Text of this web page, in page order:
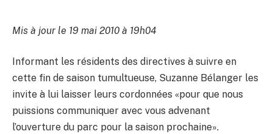
Mis à jour le 19 mai 2010 à 19h04
Informant les résidents des directives à suivre en
cette fin de saison tumultueuse, Suzanne Bélanger les
invite à lui laisser leurs cordonnées «pour que nous
puissions communiquer avec vous advenant
l’ouverture du parc pour la saison prochaine».